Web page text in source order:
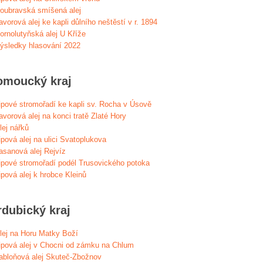
smíšená alej
alej ke kapli důlního neštěstí v r. 1894
alej U Kříže
hlasování 2022
kraj
stromořadí ke kapli sv. Rocha v Úsově
alej na konci tratě Zlaté Hory
nářků
alej na ulici Svatoplukova
alej Rejvíz
stromořadí podél Trusovického potoka
alej k hrobce Kleinů
kraj
na Horu Matky Boží
alej v Chocni od zámku na Chlum
alej Skuteč-Zbožnov